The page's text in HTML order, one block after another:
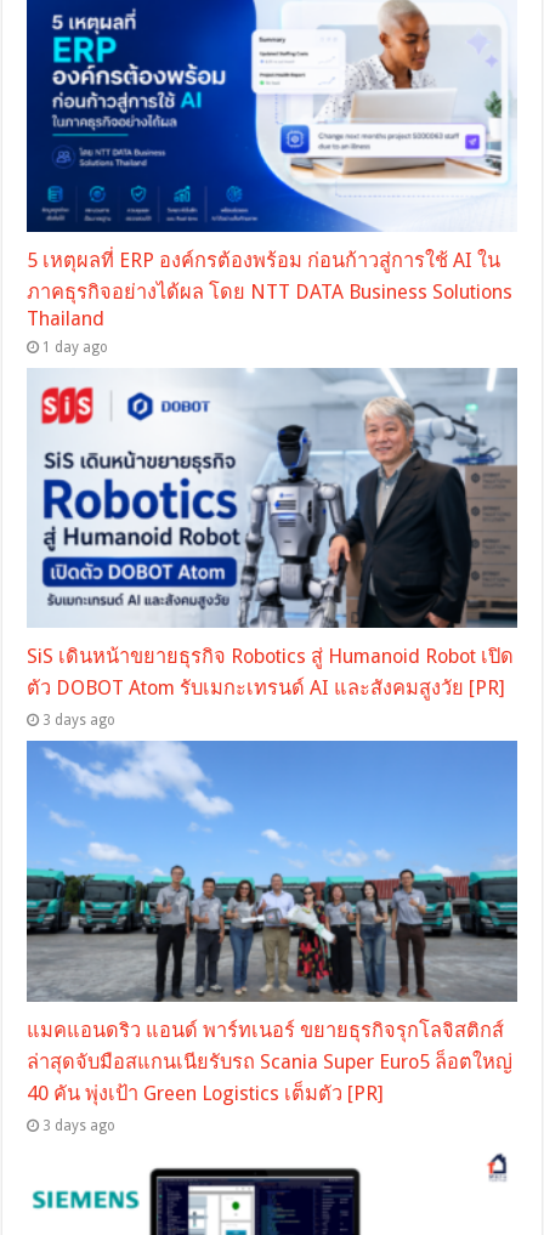
5 เหตุผลที่ ERP องค์กรต้องพร้อม ก่อนก้าวสู่การใช้ AI ใน
ภาคธุรกิจอย่างได้ผล โดย NTT DATA Business Solutions
Thailand
1 day ago
SiS เดินหน้าขยายธุรกิจ Robotics สู่ Humanoid Robot เปิด
ตัว DOBOT Atom รับเมกะเทรนด์ AI และสังคมสูงวัย [PR]
3 days ago
แมคแอนดริว แอนด์ พาร์ทเนอร์ ขยายธุรกิจรุกโลจิสติกส์
ล่าสุดจับมือสแกนเนียรับรถ Scania Super Euro5 ล็อตใหญ่
40 คัน พุ่งเป้า Green Logistics เต็มตัว [PR]
3 days ago